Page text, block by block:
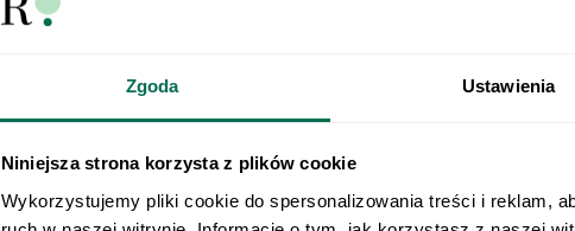
Zgoda Ustawienia
Niniejsza strona korzysta z plików cookie
Wykorzystujemy pliki cookie do spersonalizowania treści i reklam,